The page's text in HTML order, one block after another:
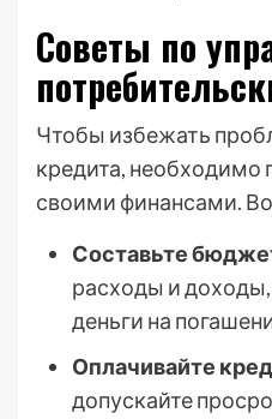
Советы по
Чтобы избежать
кредита, необходимо
своими финансами.
Составьте
расходы и
деньги на
Оплачивайте
допускайте